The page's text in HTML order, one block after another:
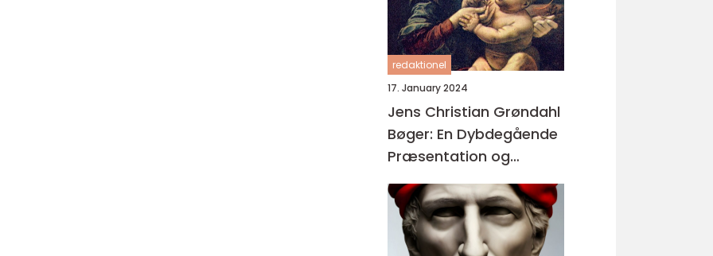
redaktionel
17. January 2024
Jens Christian Grøndahl
Bøger: En Dybdegående
Præsentation og
Historisk Gennemgang